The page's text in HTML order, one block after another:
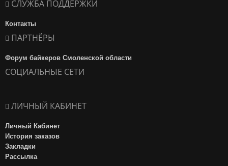
СЛУЖБА ПОДДЕРЖКИ
Контакты
ПАРТНЁРЫ
Форум байкеров Смоленской области
СОЦИАЛЬНЫЕ СЕТИ
ЛИЧНЫЙ КАБИНЕТ
Личный Кабинет
История заказов
Закладки
Рассылка